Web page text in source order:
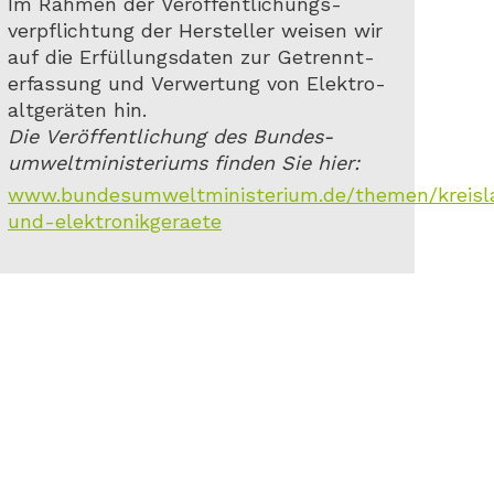
verpflichtung der Hersteller weisen wir
auf die Erfüllungsdaten zur Getrennt-
erfassung und Verwertung von Elektro-
altgeräten hin.
Die Veröffentlichung des Bundes-
umweltministeriums finden Sie hier:
www.bundesumweltministerium.de/themen/
und-elektronikgeraete